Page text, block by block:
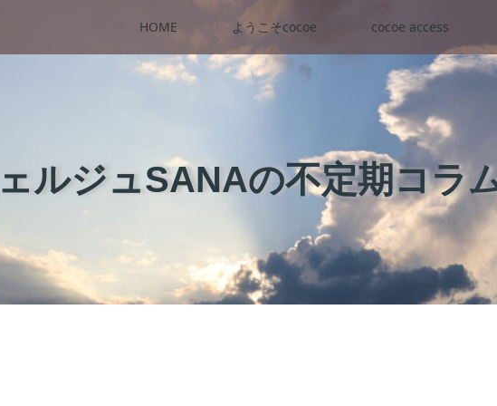
HOME ようこそcocoe cocoe access
ルジュSANAの不定期コラ